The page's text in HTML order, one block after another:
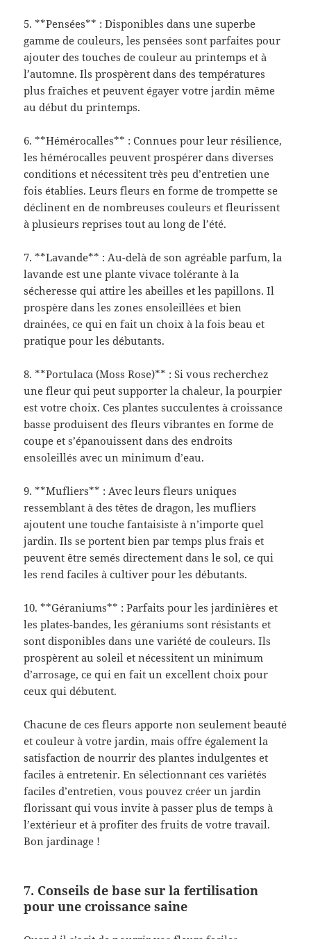
5. **Pensées** : Disponibles dans une superbe
gamme de couleurs, les pensées sont parfaites pour
ajouter des touches de couleur au printemps et à
l’automne. Ils prospèrent dans des températures
plus fraîches et peuvent égayer votre jardin même
au début du printemps.
6. **Hémérocalles** : Connues pour leur résilience,
les hémérocalles peuvent prospérer dans diverses
conditions et nécessitent très peu d’entretien une
fois établies. Leurs fleurs en forme de trompette se
déclinent en de nombreuses couleurs et fleurissent
à plusieurs reprises tout au long de l’été.
7. **Lavande** : Au-delà de son agréable parfum, la
lavande est une plante vivace tolérante à la
sécheresse qui attire les abeilles et les papillons. Il
prospère dans les zones ensoleillées et bien
drainées, ce qui en fait un choix à la fois beau et
pratique pour les débutants.
8. **Portulaca (Moss Rose)** : Si vous recherchez
une fleur qui peut supporter la chaleur, la pourpier
est votre choix. Ces plantes succulentes à croissance
basse produisent des fleurs vibrantes en forme de
coupe et s’épanouissent dans des endroits
ensoleillés avec un minimum d’eau.
9. **Mufliers** : Avec leurs fleurs uniques
ressemblant à des têtes de dragon, les mufliers
ajoutent une touche fantaisiste à n’importe quel
jardin. Ils se portent bien par temps plus frais et
peuvent être semés directement dans le sol, ce qui
les rend faciles à cultiver pour les débutants.
10. **Géraniums** : Parfaits pour les jardinières et
les plates-bandes, les géraniums sont résistants et
sont disponibles dans une variété de couleurs. Ils
prospèrent au soleil et nécessitent un minimum
d’arrosage, ce qui en fait un excellent choix pour
ceux qui débutent.
Chacune de ces fleurs apporte non seulement beauté
et couleur à votre jardin, mais offre également la
satisfaction de nourrir des plantes indulgentes et
faciles à entretenir. En sélectionnant ces variétés
faciles d’entretien, vous pouvez créer un jardin
florissant qui vous invite à passer plus de temps à
l’extérieur et à profiter des fruits de votre travail.
Bon jardinage !
7. Conseils de base sur la fertilisation
pour une croissance saine